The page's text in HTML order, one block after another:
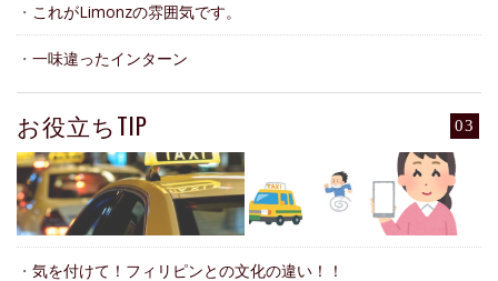
・ これがLimonzの雰囲気です。
・ 一味違ったインターン
03
お役立ちTIP
・ 気を付けて！フィリピンとの文化の違い！！